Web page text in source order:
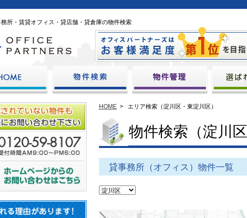
所・賃貸オフィス・貸店舗・貸倉庫の物件検索
HOME> エリア検索（淀川区・東淀川区）
物件検索（淀川
貸事務所（オフィス）物件一覧